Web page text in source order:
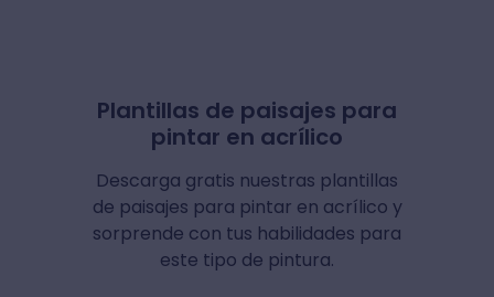
Plantillas de paisajes para
pintar en acrílico
Descarga gratis nuestras plantillas
de paisajes para pintar en acrílico y
sorprende con tus habilidades para
este tipo de pintura.